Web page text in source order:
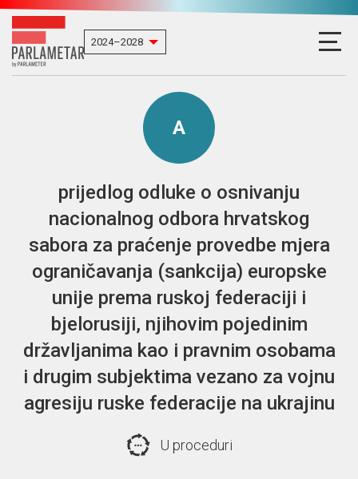
A
prijedlog odluke o osnivanju
nacionalnog odbora hrvatskog
sabora za praćenje provedbe mjera
ograničavanja (sankcija) europske
unije prema ruskoj federaciji i
bjelorusiji, njihovim pojedinim
državljanima kao i pravnim osobama
i drugim subjektima vezano za vojnu
agresiju ruske federacije na ukrajinu
U proceduri